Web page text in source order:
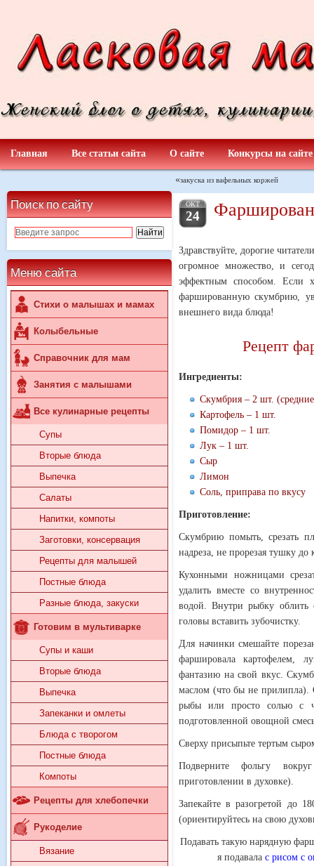
Главная Все статьи сайта О сайте Конкурсы на сайте
Поиск по сайту
Меню сайта
Стихи о малышах и мамах
Колыбельные
Справочник для мам
Занятия с малышами
Все кулинарные рецепты
Супы
Вторые блюда
Выпечка
Салаты
Напитки, компоты
Заготовки, консервация
Рецепты для малышей
Постные блюда
Разные блюда, закуски
Готовим в мультиварке
Супы и каши
Вторые блюда
Выпечка
Запеканки и омлеты
Блюда с творогом
Постные блюда
Компоты
Рецепты для хлебопечки
Рукоделие
Вязание
«закуска из вафельных коржей
ОКТ
24
Здравствуйте, дорогие
огромное множество, и
эффектным способом. Если
фаршированную скумбрию,
внешнего вида блюда!
Рецепт
Ингредиенты:
Скумбрия – 2 шт.
Картофель – 1 шт.
Помидор – 1 шт.
Лук – 1 шт.
Сыр
Лимон
Соль, приправа по вкусу
Приготовление:
Скумбрию помыть, срезать
надреза, не прорезая тушку до
Кухонными ножницами
удалить вместе со
водой. Внутри рыбку
головы вставить зубочистку.
Для начинки смешайте
фаршировала картофелем,
фантазию на свой вкус.
маслом (что бы не прилипла).
рыбы или просто солью с
подготовленной овощной
Сверху присыпьте тертым
Подверните фольгу
приготовлении в духовке).
Запекайте в разогретой до
(ориентируйтесь на свою
Подавать такую нарядную
я подавала с рисом с